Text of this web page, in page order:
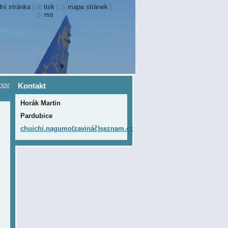
Kontakt
Horák Martin
Pardubice
chuichi.nagumo(zavináč)seznam.cz
stránka tisk mapa stránek
rss